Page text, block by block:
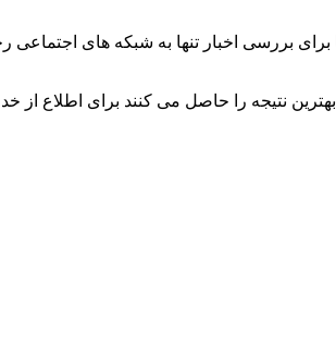
برای بررسی اخبار تنها به شبکه های
نتیجه را حاصل می کنند برای اطلاع از